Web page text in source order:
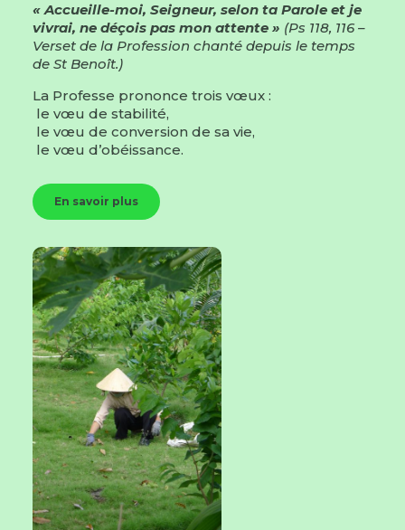
« Accueille-moi, Seigneur, selon ta Parole et je
vivrai, ne déçois pas mon attente » (Ps 118, 116 –
Verset de la Profession chanté depuis le temps
de St Benoît.)
La Professe prononce trois vœux :
le vœu de stabilité,
le vœu de conversion de sa vie,
le vœu d’obéissance.
En savoir plus